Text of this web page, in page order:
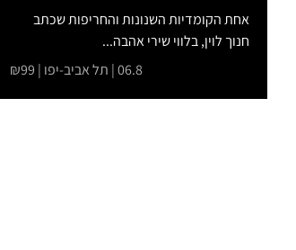
אחת הקומדיות השנונות והחריפות שכתב
חנוך לוין, בלווי שירי אהבה...
06.8 | תל אביב-יפו | ₪99